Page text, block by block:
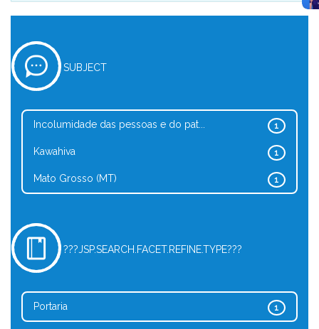
SUBJECT
1
Incolumidade das pessoas e do pat...
1
Kawahiva
1
Mato Grosso (MT)
???JSP.SEARCH.FACET.REFINE.TYPE???
1
Portaria